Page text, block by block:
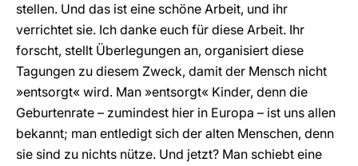
stellen. Und das ist eine schöne Arbeit, und ihr
verrichtet sie. Ich danke euch für diese Arbeit. Ihr
forscht, stellt Überlegungen an, organisiert diese
Tagungen zu diesem Zweck, damit der Mensch nicht
»entsorgt« wird. Man »entsorgt« Kinder, denn die
Geburtenrate – zumindest hier in Europa – ist uns allen
bekannt; man entledigt sich der alten Menschen, denn
sie sind zu nichts nütze. Und jetzt? Man schiebt eine